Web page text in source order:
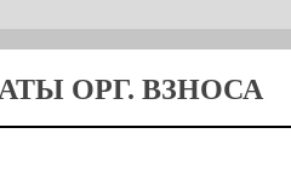
ОРГ. ВЗНОСА